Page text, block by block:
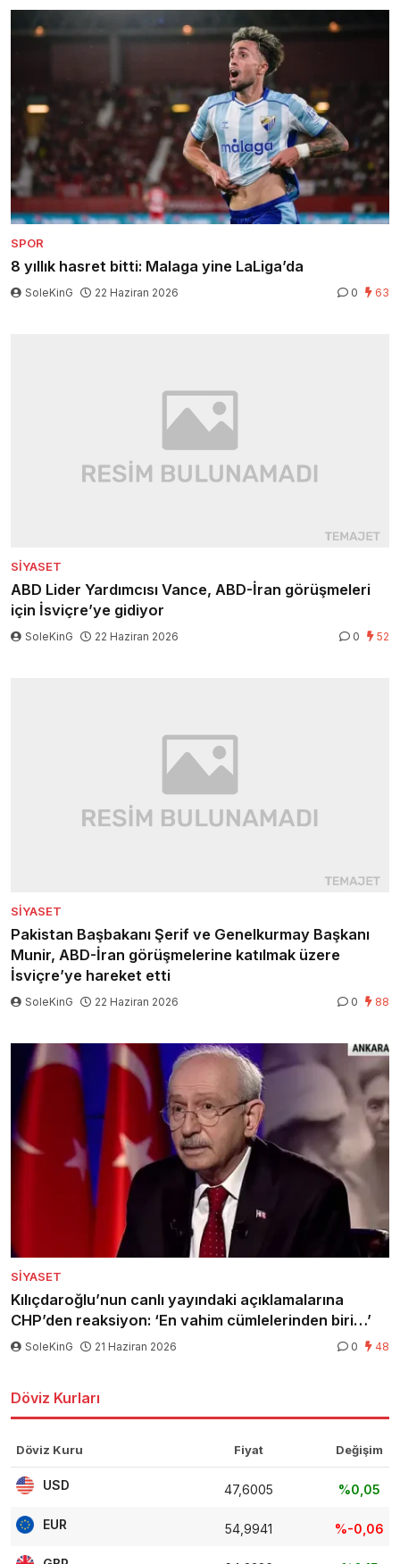
SPOR
8 yıllık hasret bitti: Malaga yine LaLiga’da
SoleKinG 22 Haziran 2026 0 63
SIYASET
ABD Lider Yardımcısı Vance, ABD-İran görüşmeleri
için İsviçre’ye gidiyor
SoleKinG 22 Haziran 2026 0 52
SIYASET
Pakistan Başbakanı Şerif ve Genelkurmay Başkanı
Munir, ABD-İran görüşmelerine katılmak üzere
İsviçre’ye hareket etti
SoleKinG 22 Haziran 2026 0 88
SIYASET
Kılıçdaroğlu’nun canlı yayındaki açıklamalarına
CHP’den reaksiyon: ‘En vahim cümlelerinden biri…’
SoleKinG 21 Haziran 2026 0 48
Döviz Kurları
Döviz Kuru Fiyat Değişim
USD 47,6005 %0,05
EUR 54,9941 %-0,06